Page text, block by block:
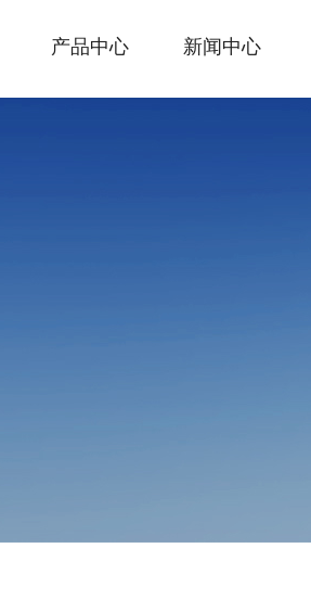
产品中心 新闻中心